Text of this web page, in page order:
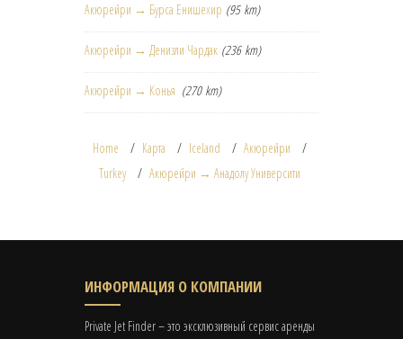
Акюрейри → Бурса Енишехир (95 km)
Акюрейри → Денизли Чардак (236 km)
Акюрейри → Конья (270 km)
Home Карта Iceland
Акюрейри
Turkey
Акюрейри → Анадолу Университи
ИНФОРМАЦИЯ О КОМПАНИИ
Private Jet Finder – это эксклюзивный сервис аренды